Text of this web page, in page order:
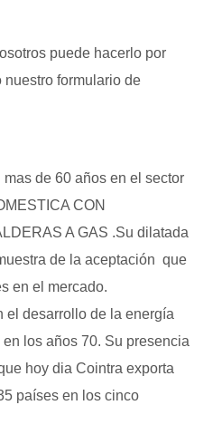
puede hacerlo por
formulario de
de 60 años en el sector
CON
A GAS .Su dilatada
de la aceptación que
en el mercado.
el desarrollo de la energía
los años 70. Su presencia
hoy dia Cointra exporta
países en los cinco